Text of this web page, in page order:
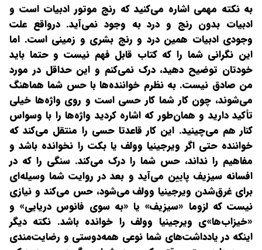
به نکته مهمی اشاره می‌کنید که رنج موتور ادبیات است و
ادبیات بدون رنج و درد به وجود نمی‌آید. درواقع علت
وجودی ادبیات همین درد و رنج بشری و زمینی است. اما
این نگرانی شما را که کتاب قابل فهم نیست و حتما باید
خودتان توضیح دهید، درک نمی‌کنم و این حداقل در مورد
من صادق نیست. به نظرم خواننده‌ها با حس شما هماهنگ
می‌شوند، چون کار شما کار حسی است و روی واژه‌ها خیلی
تأکید دارید و همان‌طور که اشاره کردید واژه‌ها را با وسواس
کنار هم می‌چینید. این کار قاعدتا حسی را منتقل می‌کند که
خواننده حتی اگر ویرجینیا وولف یا بکت را نخوانده باشد و
مفاهیم را نداند، حس شما را درک می‌کند. سنگی را که در
افسانه سیزیف پایین می‌‌آید و بعد در روایت شما وسیله‌ای
برای غرق‌شدن ویرجینیا وولف می‌شود، حس می‌کند و نیازی
نیست که لزوما «سیزیف» یا «به‌ سوی فانوس دریایی» و
«خیزاب‌ها»ی ویرجینیا وولف را خوانده باشد. نکته دیگر
اینکه در یادداشت‌های شما نوعی همه‌دوستی و رضایت‌مندی